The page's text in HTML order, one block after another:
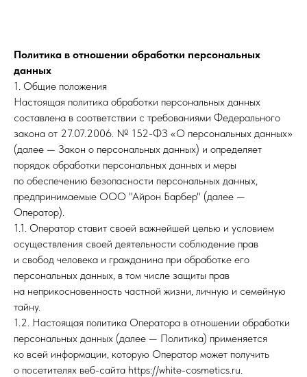
Политика в отношении обработки персональных
данных
1. Общие положения
Настоящая политика обработки персональных данных
составлена в соответствии с требованиями Федерального
закона от 27.07.2006. № 152-ФЗ «О персональных данных»
(далее — Закон о персональных данных) и определяет
порядок обработки персональных данных и меры
по обеспечению безопасности персональных данных,
предпринимаемые ООО "Айрон Барбер" (далее —
Оператор).
1.1. Оператор ставит своей важнейшей целью и условием
осуществления своей деятельности соблюдение прав
и свобод человека и гражданина при обработке его
персональных данных, в том числе защиты прав
на неприкосновенность частной жизни, личную и семейную
тайну.
1.2. Настоящая политика Оператора в отношении обработки
персональных данных (далее — Политика) применяется
ко всей информации, которую Оператор может получить
о посетителях веб-сайта https://white-cosmetics.ru.